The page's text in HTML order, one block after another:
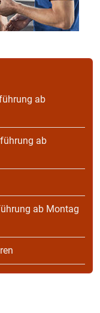
ab
ab
ab Montag